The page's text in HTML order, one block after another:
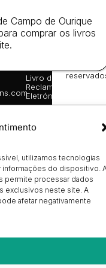
utilizamos tecnologias
informações do dispositivo.
permite processar dados
exclusivos neste site. A
afetar negativamente
Política de
privacidade
Política
Livro de
Reclamações
Eletrónico
Labs
©
2026
Campo de Ourique
comprar os livros